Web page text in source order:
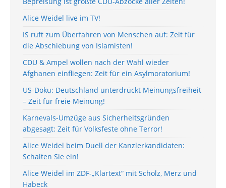
Alice Weidel live im TV!
IS ruft zum Überfahren von Menschen auf: Zeit für
die Abschiebung von Islamisten!
CDU & Ampel wollen nach der Wahl wieder
Afghanen einfliegen: Zeit für ein Asylmoratorium!
US-Doku: Deutschland unterdrückt Meinungsfreiheit
– Zeit für freie Meinung!
Karnevals-Umzüge aus Sicherheitsgründen
abgesagt: Zeit für Volksfeste ohne Terror!
Alice Weidel beim Duell der Kanzlerkandidaten:
Schalten Sie ein!
Alice Weidel im ZDF-„Klartext“ mit Scholz, Merz und
Habeck